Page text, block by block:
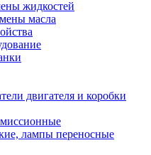
жидкостей
масла
двигателя и коробки
лампы переносные